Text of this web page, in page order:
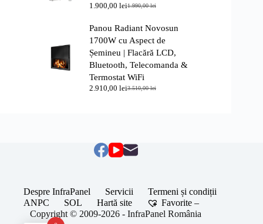
1.990,00lei
Prețul
a
fost:
1.990,00 lei.
1.900,00 lei
Prețul
este:
1.900,00 lei.
Panou Radiant Novosun
1700W cu Aspect de
Șemineu | Flacără LCD,
Bluetooth, Telecomanda &
Termostat WiFi
3.510,00lei
Prețul
2.910,00 lei
Prețul
Despre InfraPanel Servicii
Termeni și condiții
ANPC
SOL Hartă site
Favorite –
Copyright © 2009-2026 - InfraPanel România